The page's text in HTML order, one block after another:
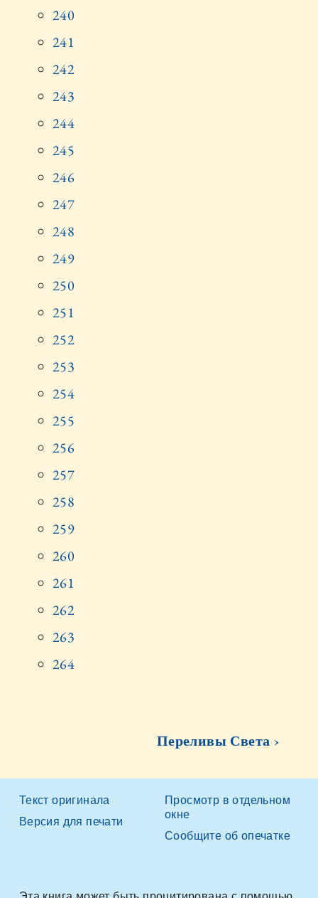
240
241
242
243
244
245
246
247
248
249
250
251
252
253
254
255
256
257
258
259
260
261
262
263
264
Переливы Света ›
Текст оригинала
Версия для печати
Просмотр в отдельном
окне
Сообщите об опечатке